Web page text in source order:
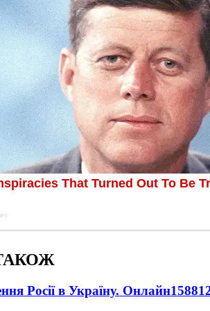
Росії в Україну. Онлайн1588